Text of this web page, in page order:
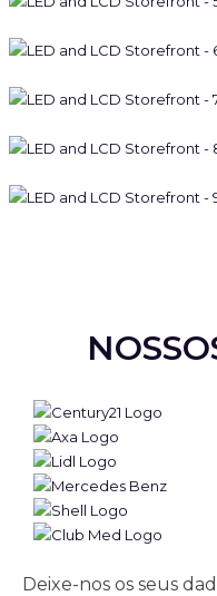
Deixe-nos os seus